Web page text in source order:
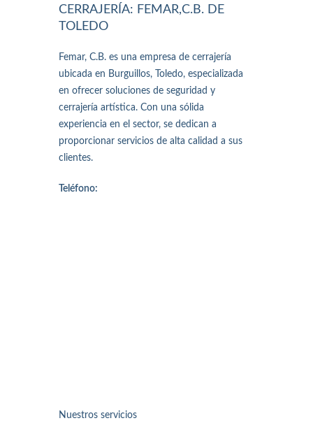
CERRAJERÍA: FEMAR,C.B. DE
TOLEDO
Femar, C.B. es una empresa de cerrajería
ubicada en Burguillos, Toledo, especializada
en ofrecer soluciones de seguridad y
cerrajería artística. Con una sólida
experiencia en el sector, se dedican a
proporcionar servicios de alta calidad a sus
clientes.
Teléfono:
Nuestros servicios